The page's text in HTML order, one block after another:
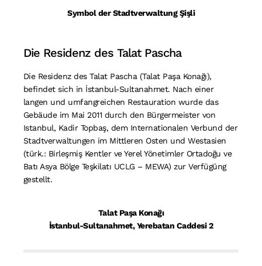
Symbol der Stadtverwaltung Şişli
Die Residenz des Talat Pascha
Die Residenz des Talat Pascha (Talat Paşa Konağı),
befindet sich in İstanbul-Sultanahmet. Nach einer
langen und umfangreichen Restauration wurde das
Gebäude im Mai 2011 durch den Bürgermeister von
Istanbul, Kadir Topbaş, dem Internationalen Verbund der
Stadtverwaltungen im Mittleren Osten und Westasien
(türk.: Birleşmiş Kentler ve Yerel Yönetimler Ortadoğu ve
Batı Asya Bölge Teşkilatı UCLG – MEWA) zur Verfügüng
gestellt.
Talat Paşa Konağı
İstanbul-Sultanahmet, Yerebatan Caddesi 2